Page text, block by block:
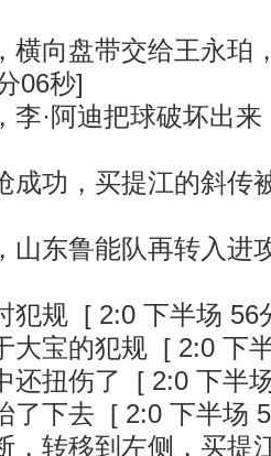
横向盘带交给王永珀
06秒]
李·阿迪把球破坏出来
成功，买提江的斜传
山东鲁能队再转入进
犯规 [ 2:0 下半场 56
大宝的犯规 [ 2:0 下
还扭伤了
[ 2:0 下半
了下去 [ 2:0 下半场
，转移到左侧，买提